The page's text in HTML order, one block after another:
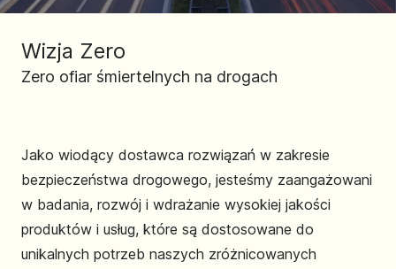
Wizja Zero
Zero ofiar śmiertelnych na drogach
Jako wiodący dostawca rozwiązań w zakresie
bezpieczeństwa drogowego, jesteśmy zaangażowani
w badania, rozwój i wdrażanie wysokiej jakości
produktów i usług, które są dostosowane do
unikalnych potrzeb naszych zróżnicowanych